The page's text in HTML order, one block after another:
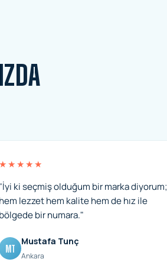
★★★★★
"İyi ki seçmiş olduğum bir marka diyorum;
hem lezzet hem kalite hem de hız ile
bölgede bir numara."
MT
Mustafa Tunç
Ankara